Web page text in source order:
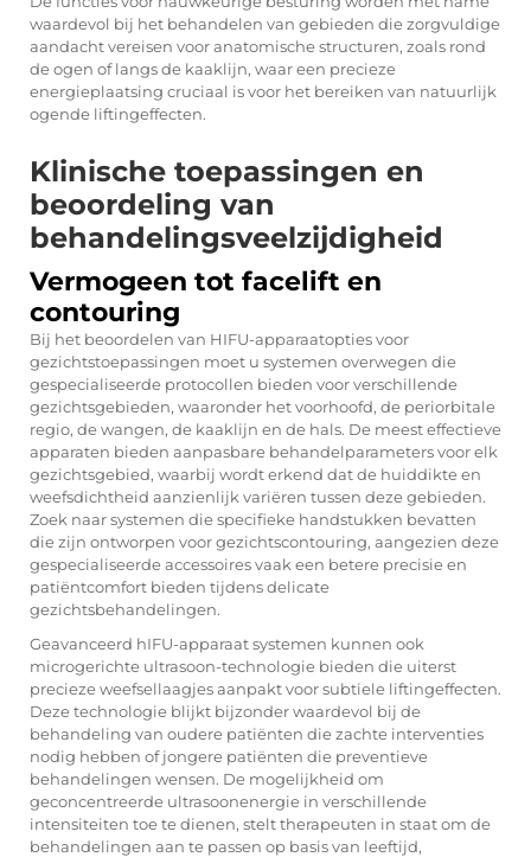
waardevol bij het behandelen van gebieden die zorgvuldige
aandacht vereisen voor anatomische structuren, zoals rond
de ogen of langs de kaaklijn, waar een precieze
energieplaatsing cruciaal is voor het bereiken van natuurlijk
ogende liftingeffecten.
Klinische toepassingen en
beoordeling van
behandelingsveelzijdigheid
Vermogeen tot facelift en
contouring
Bij het beoordelen van HIFU-apparaatopties voor
gezichtstoepassingen moet u systemen overwegen die
gespecialiseerde protocollen bieden voor verschillende
gezichtsgebieden, waaronder het voorhoofd, de periorbitale
regio, de wangen, de kaaklijn en de hals. De meest effectieve
apparaten bieden aanpasbare behandelparameters voor elk
gezichtsgebied, waarbij wordt erkend dat de huiddikte en
weefsdichtheid aanzienlijk variëren tussen deze gebieden.
Zoek naar systemen die specifieke handstukken bevatten
die zijn ontworpen voor gezichtscontouring, aangezien deze
gespecialiseerde accessoires vaak een betere precisie en
patiëntcomfort bieden tijdens delicate
gezichtsbehandelingen.
Geavanceerd hIFU-apparaatsystemen kunnen ook
microgerichte ultrasoon-technologie bieden die uiterst
precieze weefsellaagjes aanpakt voor subtiele liftingeffecten.
Deze technologie blijkt bijzonder waardevol bij de
behandeling van oudere patiënten die zachte interventies
nodig hebben of jongere patiënten die preventieve
behandelingen wensen. De mogelijkheid om
geconcentreerde ultrasoonenergie in verschillende
intensiteiten toe te dienen, stelt therapeuten in staat om de
behandelingen aan te passen op basis van leeftijd,